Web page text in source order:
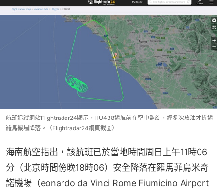
航班追蹤網站Flightradar24顯示，HU438返航前在空中盤旋，經多次放油才折返
羅馬機場降落。（Flightradar24網頁截圖）
海南航空指出，該航班已於當地時間周日上午11時06
分（北京時間傍晚18時06）安全降落在羅馬菲烏米奇
諾機場（eonardo da Vinci Rome Fiumicino Airport